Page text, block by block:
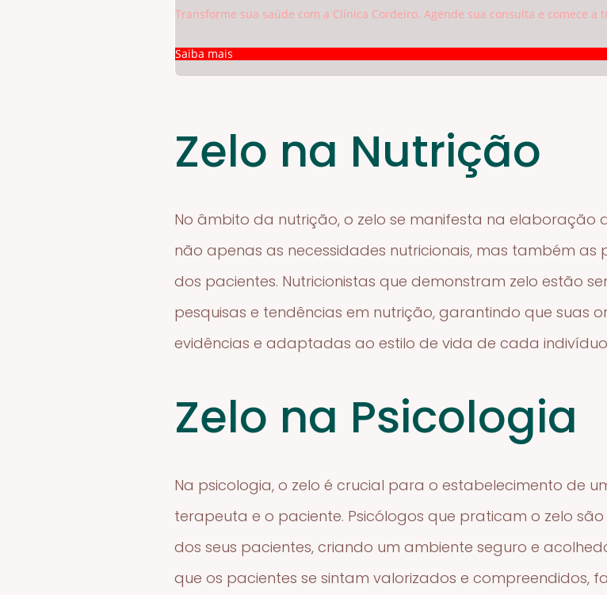
Transforme sua saúde com a Clínica Cordeiro. Agende sua consulta e comece
Saiba mais
Zelo na Nutrição
No âmbito da nutrição, o zelo se manifesta na elaboração
não apenas as necessidades nutricionais, mas também as
dos pacientes. Nutricionistas que demonstram zelo estão
pesquisas e tendências em nutrição, garantindo que suas
evidências e adaptadas ao estilo de vida de cada
Zelo na Psicologia
Na psicologia, o zelo é crucial para o estabelecimento de
terapeuta e o paciente. Psicólogos que praticam o zelo são
dos seus pacientes, criando um ambiente seguro e
que os pacientes se sintam valorizados e compreendidos,